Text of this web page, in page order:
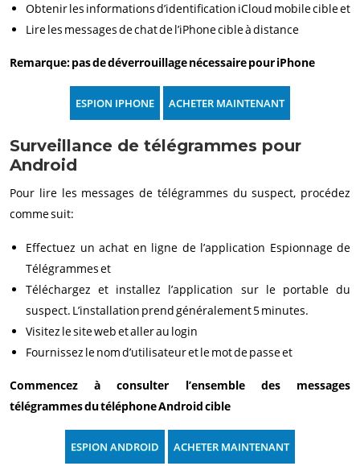
Obtenir les informations d’identification iCloud mobile cible et
Lire les messages de chat de l’iPhone cible à distance
Remarque: pas de déverrouillage nécessaire pour iPhone
ESPION IPHONE ACHETER MAINTENANT
Surveillance de télégrammes pour
Android
Pour lire les messages de télégrammes du suspect, procédez
comme suit:
Effectuez un achat en ligne de l’application Espionnage de
Télégrammes et
Téléchargez et installez l’application sur le portable du
suspect. L’installation prend généralement 5 minutes.
Visitez le site web et aller au login
Fournissez le nom d’utilisateur et le mot de passe et
Commencez à consulter l’ensemble des messages
télégrammes du téléphone Android cible
ESPION ANDROID ACHETER MAINTENANT